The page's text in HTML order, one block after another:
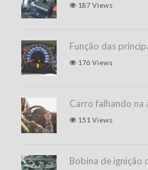
187 Views
Função das
176 Views
Carro falhando na
151 Views
Bobina de ignição